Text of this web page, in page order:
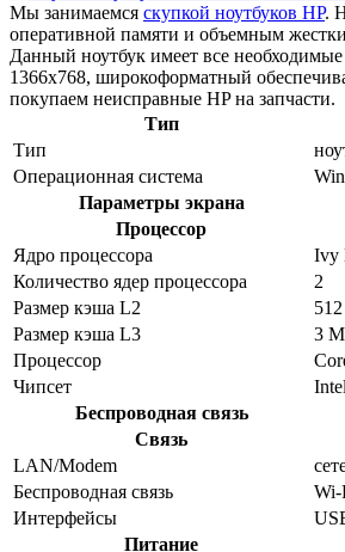
Мы занимаемся скупкой ноутбуков HP.
оперативной памяти и объемным
Данный ноутбук имеет все
1366x768, широкоформатный
покупаем неисправные HP на запчасти.
Тип
Тип
Операционная система
Параметры экрана
Процессор
Ядро процессора
Ivy
Количество ядер процессора
2
Размер кэша L2
Размер кэша L3
3
Процессор
Чипсет
Беспроводная связь
Связь
LAN/Modem
Беспроводная связь
Wi-
Интерфейсы
Питание